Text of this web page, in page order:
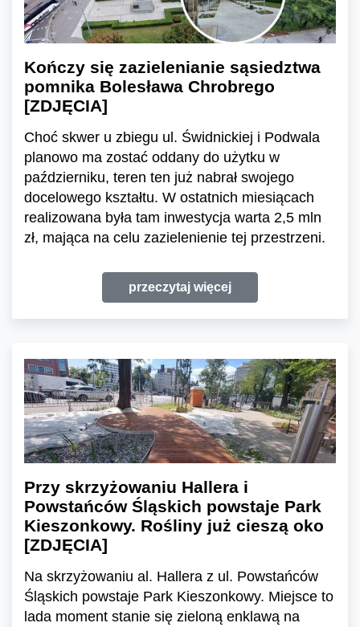
Kończy się zazielenianie sąsiedztwa
pomnika Bolesława Chrobrego
[ZDJĘCIA]
Choć skwer u zbiegu ul. Świdnickiej i Podwala
planowo ma zostać oddany do użytku w
październiku, teren ten już nabrał swojego
docelowego kształtu. W ostatnich miesiącach
realizowana była tam inwestycja warta 2,5 mln
zł, mająca na celu zazielenienie tej przestrzeni.
przeczytaj więcej
Przy skrzyżowaniu Hallera i
Powstańców Śląskich powstaje Park
Kieszonkowy. Rośliny już cieszą oko
[ZDJĘCIA]
Na skrzyżowaniu al. Hallera z ul. Powstańców
Śląskich powstaje Park Kieszonkowy. Miejsce to
lada moment stanie się zieloną enklawą na